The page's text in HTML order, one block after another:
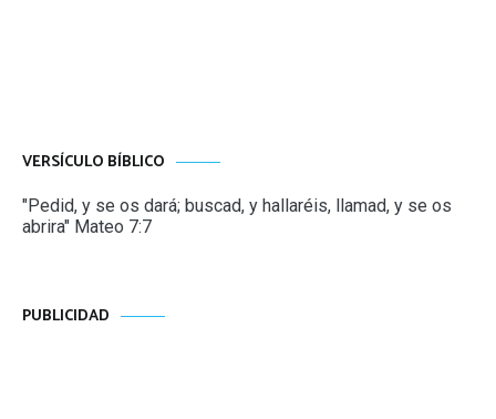
VERSÍCULO BÍBLICO
"Pedid, y se os dará; buscad, y hallaréis, llamad, y se os
abrira" Mateo 7:7
PUBLICIDAD